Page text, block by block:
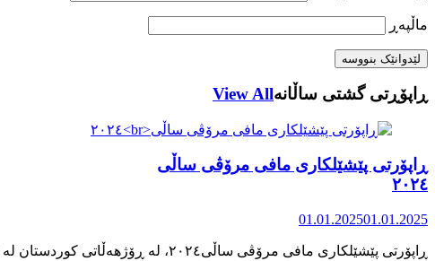
ماڵپه‌ڕ
ڕاپۆڕتی گشتی ساڵانهView All
ڕاپۆرتی پێشێلکاری مافی مرۆڤی ساڵی
٢٠٢٤
01.01.202501.01.2025